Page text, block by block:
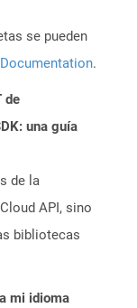
se pueden
.
de
una guía
de la
API, sino
bibliotecas
mi idioma